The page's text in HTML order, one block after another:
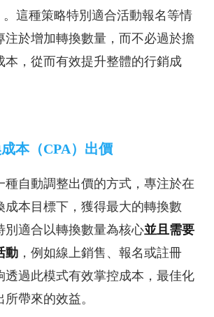
。這種策略特別適合活動報名等情
注於增加轉換數量，而不必過於擔
本，從而有效提升整體的行銷成
本（CPA）出價
種自動調整出價的方式，專注於在
成本目標下，獲得最大的轉換數
別適合以轉換數量為核心並且需要
動 ，例如線上銷售、報名或註冊
透過此模式有效掌控成本，最佳化
帶來的效益。